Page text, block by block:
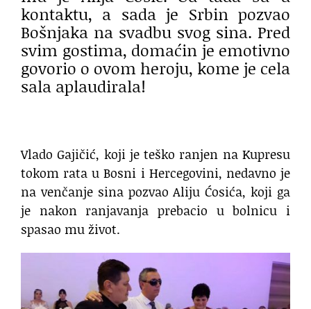
kontaktu, a sada je Srbin pozvao
Bošnjaka na svadbu svog sina. Pred
svim gostima, domaćin je emotivno
govorio o ovom heroju, kome je cela
sala aplaudirala!
Vlado Gajičić, koji je teško ranjen na Kupresu
tokom rata u Bosni i Hercegovini, nedavno je
na venčanje sina pozvao Aliju Ćosića, koji ga
je nakon ranjavanja prebacio u bolnicu i
spasao mu život.